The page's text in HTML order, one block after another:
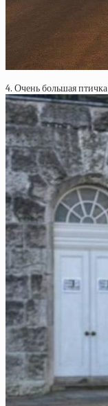
4. Очень большая птичка